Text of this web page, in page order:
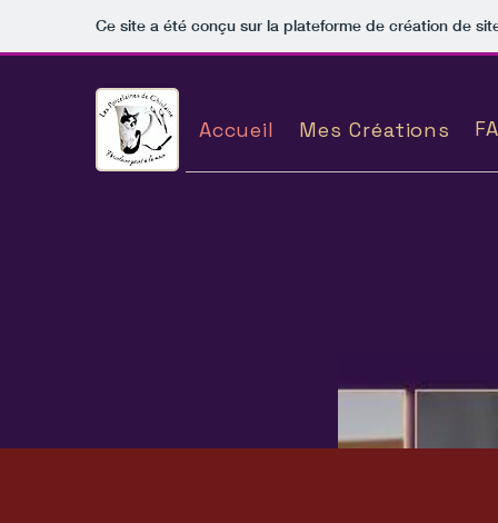
Ce site a été conçu sur la plateforme de création de
Accueil Mes Créations